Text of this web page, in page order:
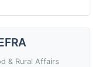
& Rural Affairs